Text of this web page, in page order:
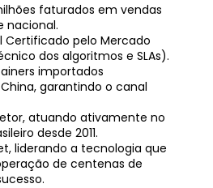
faturados em vendas
nacional.
Certificado pelo Mercado
dos algoritmos e SLAs).
importados
garantindo o canal
atuando ativamente no
desde 2011.
liderando a tecnologia que
de centenas de